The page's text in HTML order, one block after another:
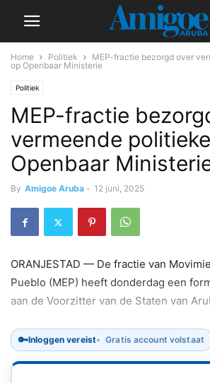
Home Politiek
MEP-fractie bezorgd over
op Openbaar Ministerie
Politiek
MEP-fractie
vermeende
Openbaar
By Amigoe Aruba - 12 juni, 2025
ORANJESTAD — De fractie van
Pueblo (MEP) heeft donderdag een
aan de Voorzitter van de Staten van
🔑Inloggen vereist Gratis account volstaat